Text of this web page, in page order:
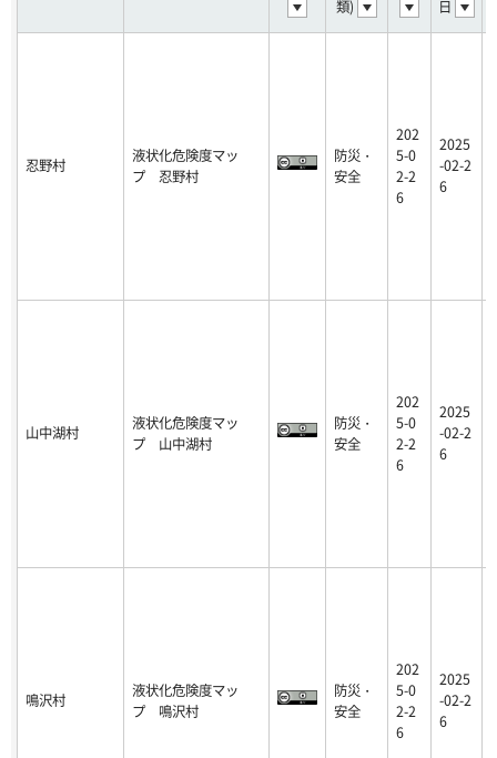
類) 日
忍野村
液状化危険度マッ
プ 忍野村
防災・
安全
202
5-0
2-2
6
2025
-02-2
6
山中湖村
液状化危険度マッ
プ 山中湖村
防災・
安全
202
5-0
2-2
6
2025
-02-2
6
鳴沢村
液状化危険度マッ
プ 鳴沢村
防災・
安全
202
5-0
2-2
6
2025
-02-2
6